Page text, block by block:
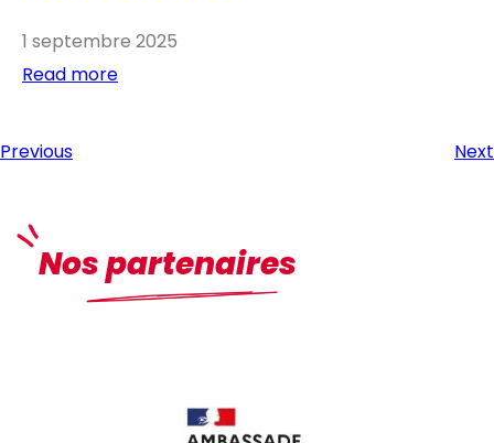
1 septembre 2025
Read more
Previous Next
Nos partenaires